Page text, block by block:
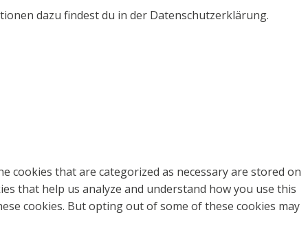
dazu findest du in der Datenschutzerklärung.
cookies that are categorized as necessary are stored on
that help us analyze and understand how you use this
cookies. But opting out of some of these cookies may